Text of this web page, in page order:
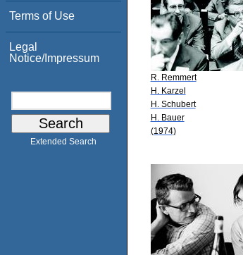
Terms of Use
Legal
Notice/Impressum
Extended Search
R. Remmert
H. Karzel
H. Schubert
H. Bauer
(1974)